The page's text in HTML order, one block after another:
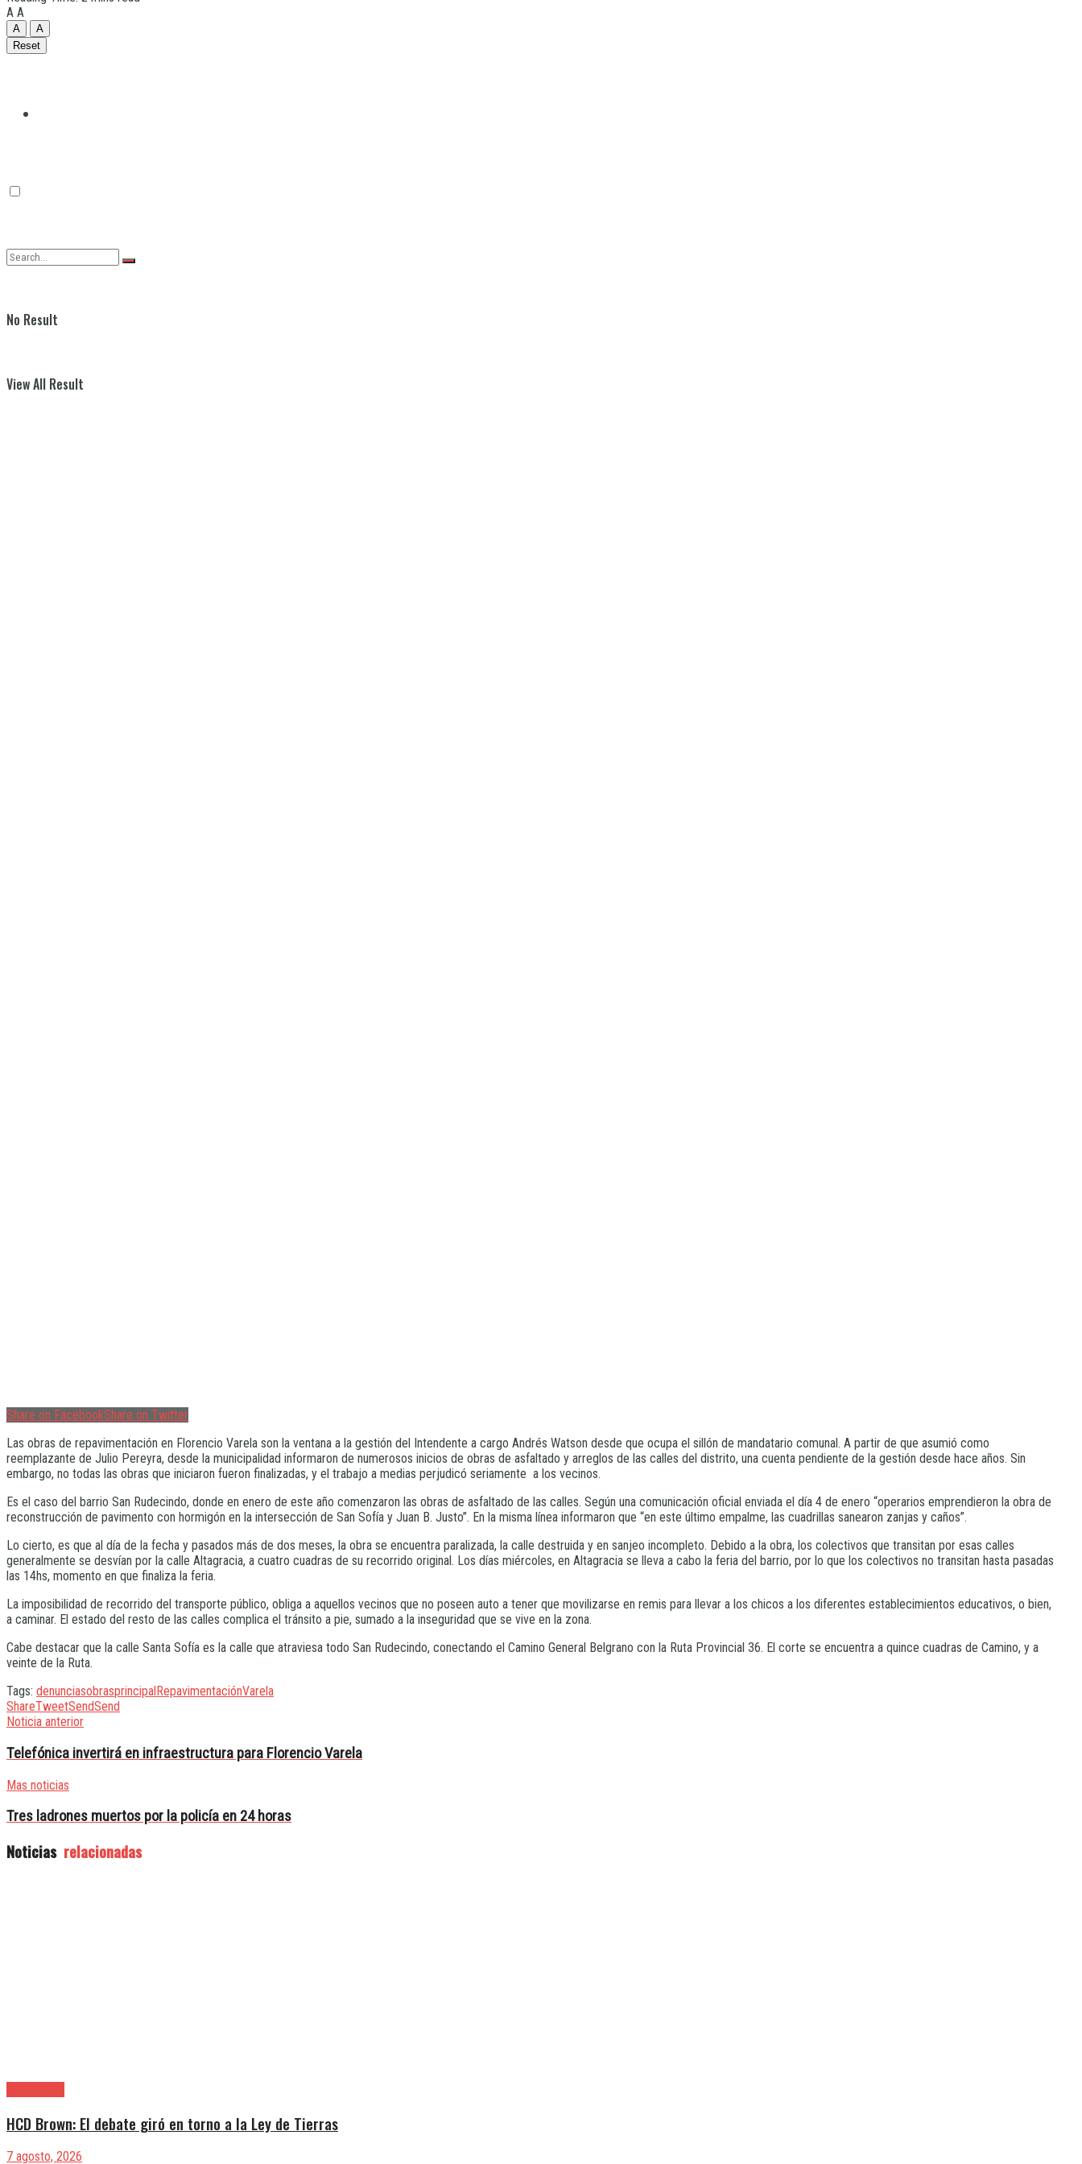
Quilmes
No Result
View All Result
A A
A
A
Reset
Share on FacebookShare on Twitter
Las obras de repavimentación en Florencio Varela son la ventana a la gestión del Intendente a cargo Andrés Watson desde que ocupa el sillón de mandatario comunal. A partir de que asumió como
reemplazante de Julio Pereyra, desde la municipalidad informaron de numerosos inicios de obras de asfaltado y arreglos de las calles del distrito, una cuenta pendiente de la gestión desde hace años. Sin
embargo, no todas las obras que iniciaron fueron finalizadas, y el trabajo a medias perjudicó seriamente a los vecinos.
Es el caso del barrio San Rudecindo, donde en enero de este año comenzaron las obras de asfaltado de las calles. Según una comunicación oficial enviada el día 4 de enero “operarios emprendieron la obra de
reconstrucción de pavimento con hormigón en la intersección de San Sofía y Juan B. Justo”. En la misma línea informaron que “en este último empalme, las cuadrillas sanearon zanjas y caños”.
Lo cierto, es que al día de la fecha y pasados más de dos meses, la obra se encuentra paralizada, la calle destruida y en sanjeo incompleto. Debido a la obra, los colectivos que transitan por esas calles
generalmente se desvían por la calle Altagracia, a cuatro cuadras de su recorrido original. Los días miércoles, en Altagracia se lleva a cabo la feria del barrio, por lo que los colectivos no transitan hasta pasadas
las 14hs, momento en que finaliza la feria.
La imposibilidad de recorrido del transporte público, obliga a aquellos vecinos que no poseen auto a tener que movilizarse en remis para llevar a los chicos a los diferentes establecimientos educativos, o bien,
a caminar. El estado del resto de las calles complica el tránsito a pie, sumado a la inseguridad que se vive en la zona.
Cabe destacar que la calle Santa Sofía es la calle que atraviesa todo San Rudecindo, conectando el Camino General Belgrano con la Ruta Provincial 36. El corte se encuentra a quince cuadras de Camino, y a
veinte de la Ruta.
Tags: denunciasobrasprincipal RepavimentaciónVarela
ShareTweetSendSend
Noticia anterior
Telefónica invertirá en infraestructura para Florencio Varela
Mas noticias
Tres ladrones muertos por la policía en 24 horas
Noticias relacionadas
HCD Brown: El debate giró en torno a la Ley de Tierras
7 agosto, 2026